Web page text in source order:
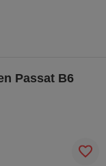
Passat B6